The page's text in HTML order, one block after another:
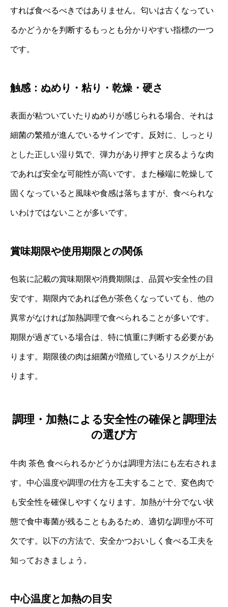
すれば食べるべきではありません。匂いは古くなってい
るかどうかを判断するもっとも分かりやすい指標の一つ
です。
触感：ぬめり・粘り・乾燥・硬さ
表面が粘ついていたりぬめりが感じられる場合、それは
細菌の繁殖が進んでいるサインです。反対に、しっとり
とした正しい湿り気で、弾力があり押すと戻るような肉
であれば安全な可能性が高いです。また極端に乾燥して
固くなっていると風味や食感は落ちますが、食べられな
いわけではないことが多いです。
賞味期限や使用期限との関係
包装に記載の賞味期限や消費期限は、品質や安全性の目
安です。期限内であれば色が茶色くなっていても、他の
異常がなければ加熱調理で食べられることが多いです。
期限が過ぎている場合は、特に慎重に判断する必要があ
ります。期限後の肉は細菌が増殖しているリスクが上が
ります。
調理・加熱による安全性の確保と調理法
の選び方
牛肉 茶色 食べられるかどうかは調理方法にも左右されま
す。中心温度や調理の仕方を工夫することで、変色肉で
も安全性を確保しやすくなります。加熱が十分でない状
態で食中毒菌が残ることもあるため、適切な調理が不可
欠です。以下の方法で、安全かつおいしく食べる工夫を
知っておきましょう。
中心温度と加熱の目安